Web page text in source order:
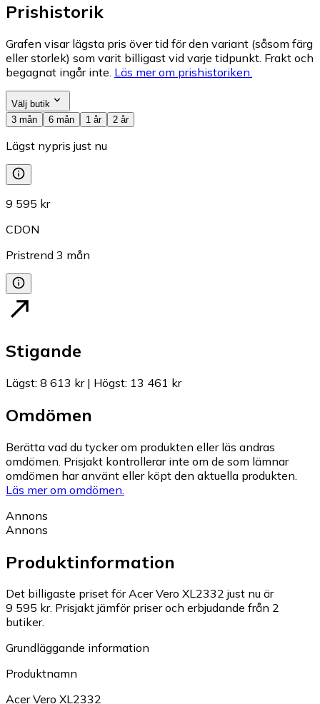
Prishistorik
Grafen visar lägsta pris över tid för den variant (såsom färg
eller storlek) som varit billigast vid varje tidpunkt. Frakt och
begagnat ingår inte. Läs mer om prishistoriken.
Välj butik
3 mån
6 mån 1 år 2 år
Lägst nypris just nu
9 595 kr
CDON
Pristrend 3 mån
Stigande
Lägst: 8 613 kr| Högst: 13 461 kr
Omdömen
Berätta vad du tycker om produkten eller läs andras
omdömen. Prisjakt kontrollerar inte om de som lämnar
omdömen har använt eller köpt den aktuella produkten.
Läs mer om omdömen.
Annons
Annons
Produktinformation
Det billigaste priset för Acer Vero XL2332 just nu är
9 595 kr. Prisjakt jämför priser och erbjudande från 2
butiker.
Grundläggande information
Produktnamn
Acer Vero XL2332